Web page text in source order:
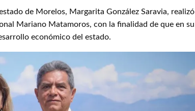
de Morelos, Margarita González Saravia, realizó
Mariano Matamoros, con la finalidad de que en su
económico del estado.